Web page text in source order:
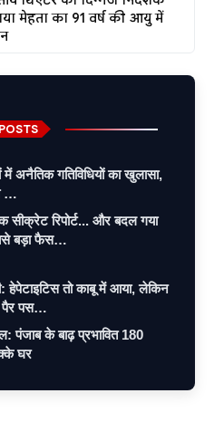
मेहता का 91 वर्ष की आयु में
POSTS
अनैतिक गतिविधियों का खुलासा,
…
सीक्रेट रिपोर्ट... और बदल गया
बड़ा फैस…
हेपेटाइटिस तो काबू में आया, लेकिन
पैर पस…
पंजाब के बाढ़ प्रभावित 180
घर